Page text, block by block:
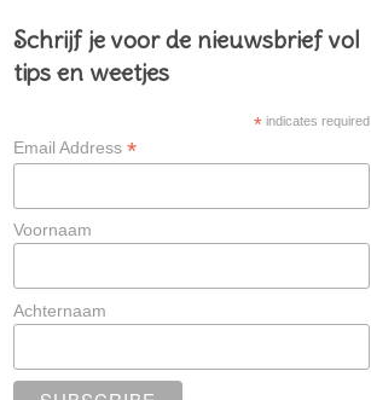
Schrijf je voor de nieuwsbrief vol
tips en weetjes
*indicates required
Email Address *
Voornaam
Achternaam